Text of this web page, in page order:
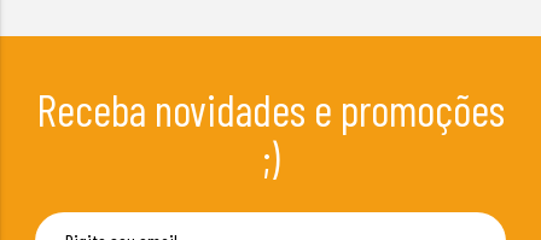
Receba novidades e promoções
;)